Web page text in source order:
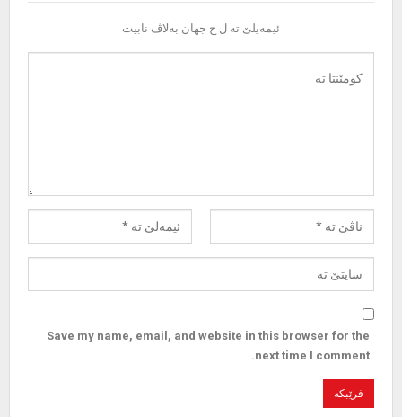
ئیمەیلێ تە ل چ جهان بەلاڤ نابیت
Save my name, email, and website in this browser for the
next time I comment.